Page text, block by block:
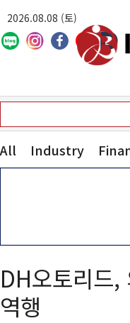
2026.08.08 (토)
All Industry
DH오토리드
역행